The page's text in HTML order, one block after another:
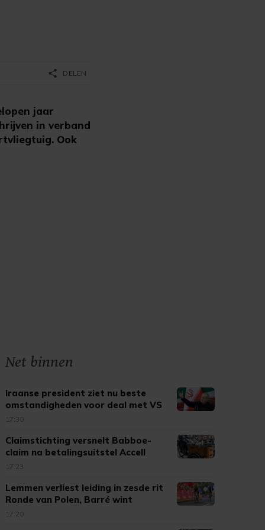
jaar
in verband
Ook
share DELEN
Net binnen
Iraanse president ziet nu beste
omstandigheden voor deal met VS
17:30
Claimstichting versnelt Babboe-
claim na betalingsuitstel Accell
17:23
Lemmen verliest leiding in zesde rit
Ronde van Polen, Barré wint
17:20